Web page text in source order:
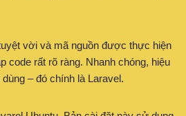
vời và mã nguồn được thực hiện
code rất rõ ràng. Nhanh chóng, hiệu
– đó chính là Laravel.